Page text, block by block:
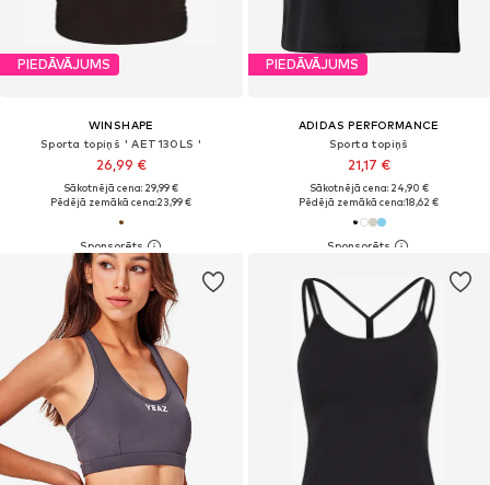
PIEDĀVĀJUMS
WINSHAPE
Sporta topiņš ' AET130LS '
26,99 €
Sākotnējā cena: 29,99 €
Pēdējā zemākā cena:23,99 €
PIEDĀVĀJUMS
ADIDAS PERFORMANCE
Sporta topiņš
21,17 €
Sākotnējā cena: 24,90 €
Pēdējā zemākā cena:18,62 €